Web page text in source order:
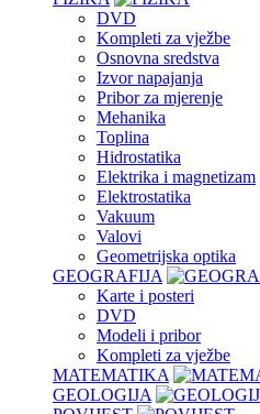
DVD
Kompleti za vježbe
Osnovna sredstva
Izvor napajanja
Pribor za mjerenje
Mehanika
Toplina
Hidrostatika
Elektrika i magnetizam
Elektrostatika
Vakuum
Valovi
Geometrijska optika
GEOGRAFIJA
Karte i posteri
DVD
Modeli i pribor
Kompleti za vježbe
MATEMATIKA
GEOLOGIJA